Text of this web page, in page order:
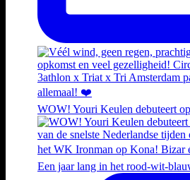
WOW! Youri Keulen debuteert
Een jaar lang in het rood-wit-